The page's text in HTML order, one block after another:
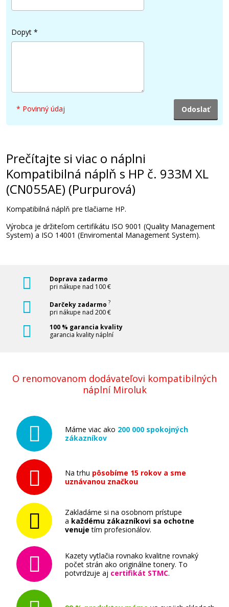
Originálna náplň HP č. 933M XL (CN055AE)
26,90 €
Pridať do košíka
Originálna náplň HP č. 933C XL (CN054AE)
(Azúrová)
Originálna náplň
27,90 €
Originálna náplň HP č. 933Y XL (CN056AE)
(Žltá)
Originálna náplň
27,90 €
Dopyt *
* Povinný údaj
Prečítajte si viac o náplni
Kompatibilná náplň s HP č. 933M XL
(CN055AE) (Purpurová)
Kompatibilná náplň pre tlačiarne HP.
Výrobca je držiteľom certifikátu ISO 9001 (Quality Management
System) a ISO 14001 (Enviromental Management System).
Doprava zadarmo
pri nákupe nad 100 €
Darčeky zadarmo ?
pri nákupe nad 200 €
100 % garancia kvality
garancia kvality náplní
O renomovanom dodávateľovi kompatibilných
náplní Miroluk
Máme viac ako 200 000 spokojných
zákazníkov
Na trhu pôsobíme 15 rokov a sme
uznávanou značkou
Zakladáme si na osobnom prístupe
a každému zákazníkovi sa ochotne
venuje tím profesionálov.
Kazety vytlačia rovnako kvalitne rovnaký
počet strán ako originálne tonery. To
potvrdzuje aj certifikát STMC.